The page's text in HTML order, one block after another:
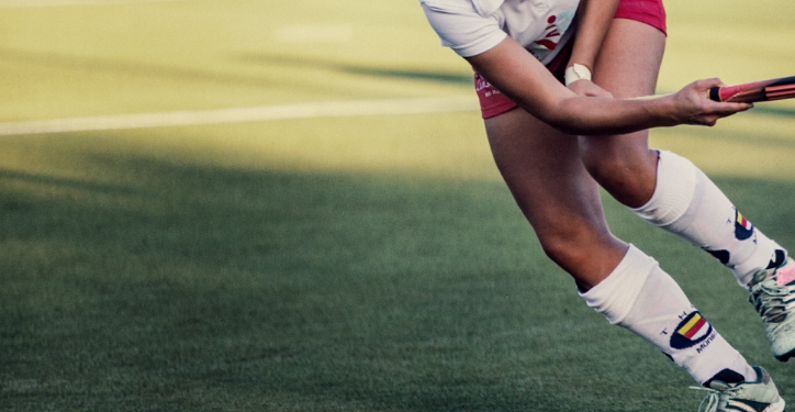
Die Hockey Sportart ist sehr anspruchsvoll.
Trainingsfelder, die von klein auf geübt werden.
Üben, mit Ehrgeiz und Engagement bieten wir
erreichen.
Schieben, Schrubben, Flachschlenzer – ab zum
Die Hallensaison geht von Oktober bis März
In der Wintersaison findet das Training in der
Freiherr-vom-Stein-Gymnasium,
Höhe, Sentruper Straße 155.
Die Feldsaison geht von März bis Oktober